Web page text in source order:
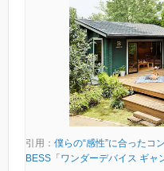
引用： 僕らの“感性”に合ったコ
BESS「ワンダーデバイス ギャ